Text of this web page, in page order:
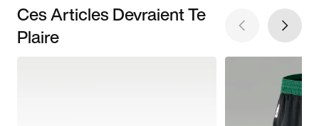
Ces Articles Devraient Te
Plaire